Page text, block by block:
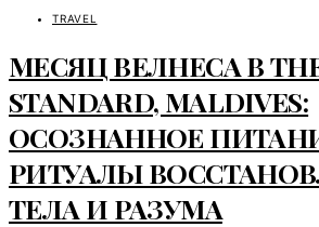
TRAVEL
МЕСЯЦ ВЕЛНЕСА В
STANDARD, MALDIVES:
ОСОЗНАННОЕ
РИТУАЛЫ
ТЕЛА И РАЗУМА